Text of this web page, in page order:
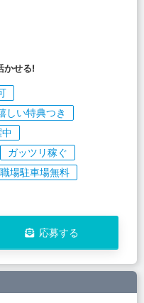
かせる!
しい特典つき
ガッツリ稼ぐ
職場駐車場無料
応募する